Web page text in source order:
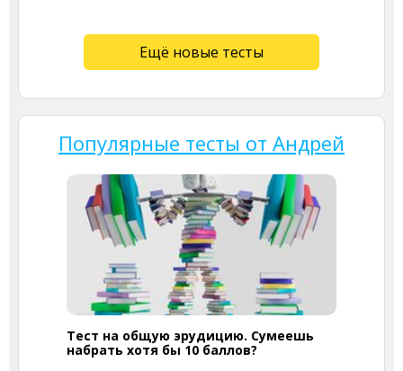
Ещё новые тесты
Популярные тесты от Андрей
Тест на общую эрудицию. Сумеешь
набрать хотя бы 10 баллов?